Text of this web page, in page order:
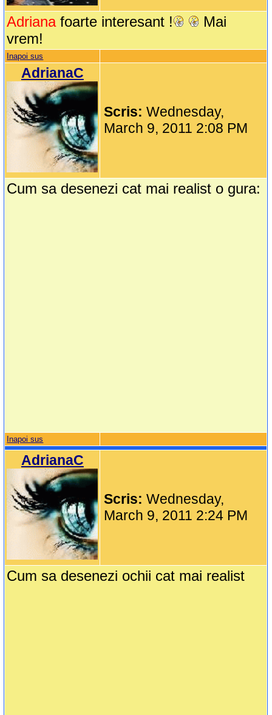
Adrianafoarte interesant !
Mai
vrem!
Inapoi sus
AdrianaC
Scris:Wednesday,
March 9, 2011 2:08 PM
Cum sa desenezi cat mai realist o gura:
Inapoi sus
AdrianaC
Scris:Wednesday,
March 9, 2011 2:24 PM
Cum sa desenezi ochii cat mai realist